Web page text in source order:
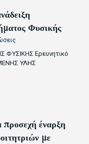
Φυσικής
ΦΥΣΙΚΗΣ Ερευνητικό
ΥΛΗΣ
έναρξη
με